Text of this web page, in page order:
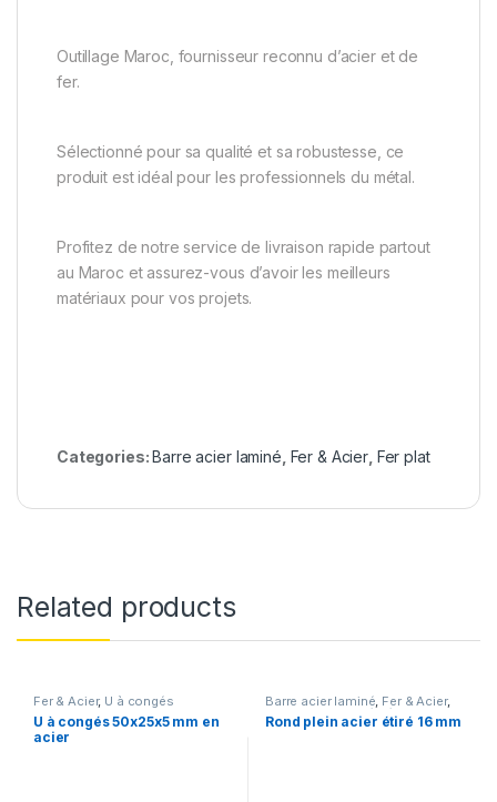
Outillage Maroc, fournisseur reconnu d’acier et de
fer.
Sélectionné pour sa qualité et sa robustesse, ce
produit est idéal pour les professionnels du métal.
Profitez de notre service de livraison rapide partout
au Maroc et assurez-vous d’avoir les meilleurs
matériaux pour vos projets.
Categories:Barre acier laminé Fer & Acier Fer plat
Related products
Fer & Acier, U à congés
U à congés 50x25x5 mm en
acier
Barre acier laminé, Fer & Acier,
Rond plein acier étiré
Rond plein acier étiré 16 mm